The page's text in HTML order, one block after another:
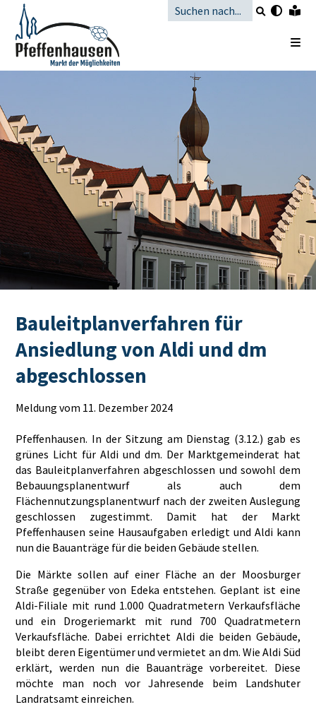
Bauleitplanverfahren für
Ansiedlung von Aldi und dm
abgeschlossen
Meldung vom 11. Dezember 2024
Pfeffenhausen. In der Sitzung am Dienstag (3.12.) gab es
grünes Licht für Aldi und dm. Der Marktgemeinderat hat
das Bauleitplanverfahren abgeschlossen und sowohl dem
Bebauungsplanentwurf als auch dem
Flächennutzungsplanentwurf nach der zweiten Auslegung
geschlossen zugestimmt. Damit hat der Markt
Pfeffenhausen seine Hausaufgaben erledigt und Aldi kann
nun die Bauanträge für die beiden Gebäude stellen.
Die Märkte sollen auf einer Fläche an der Moosburger
Straße gegenüber von Edeka entstehen. Geplant ist eine
Aldi-Filiale mit rund 1.000 Quadratmetern Verkaufsfläche
und ein Drogeriemarkt mit rund 700 Quadratmetern
Verkaufsfläche. Dabei errichtet Aldi die beiden Gebäude,
bleibt deren Eigentümer und vermietet an dm. Wie Aldi Süd
erklärt, werden nun die Bauanträge vorbereitet. Diese
möchte man noch vor Jahresende beim Landshuter
Landratsamt einreichen.